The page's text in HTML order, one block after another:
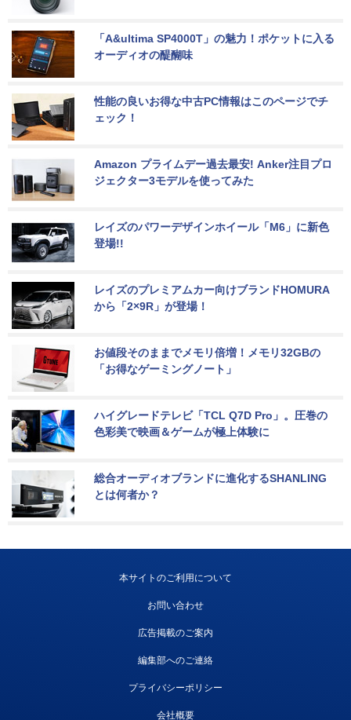
「A&ultima SP4000T」の魅力！ポケットに入る
オーディオの醍醐味
性能の良いお得な中古PC情報はこのページでチ
ェック！
Amazon プライムデー過去最安! Anker注目プロ
ジェクター3モデルを使ってみた
レイズのパワーデザインホイール「M6」に新色
登場!!
レイズのプレミアムカー向けブランドHOMURA
から「2×9R」が登場！
お値段そのままでメモリ倍増！メモリ32GBの
「お得なゲーミングノート」
ハイグレードテレビ「TCL Q7D Pro」。圧巻の
色彩美で映画＆ゲームが極上体験に
総合オーディオブランドに進化するSHANLING
とは何者か？
本サイトのご利用について
お問い合わせ
広告掲載のご案内
編集部へのご連絡
プライバシーポリシー
会社概要